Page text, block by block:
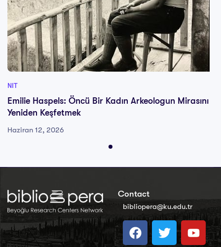
NIT
Emilie Haspels: Öncü Bir Kadın Arkeologun Mirasını
Yeniden Keşfetmek
Haziran 12, 2026
Contact
bibliopera@ku.edu.tr